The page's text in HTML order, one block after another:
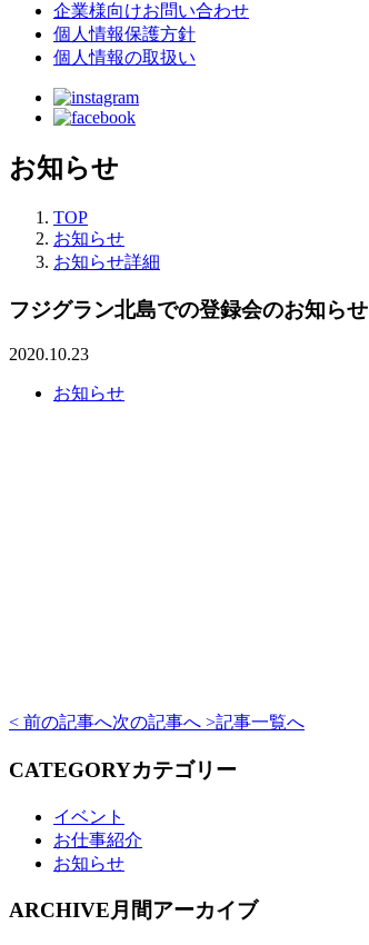
企業様向けお問い合わせ
個人情報保護方針
個人情報の取扱い
お知らせ
TOP
お知らせ
お知らせ詳細
フジグラン北島での登録会のお知らせ
2020.10.23
お知らせ
< 前の記事へ次の記事へ >記事一覧へ
CATEGORYカテゴリー
イベント
お仕事紹介
お知らせ
ARCHIVE月間アーカイブ